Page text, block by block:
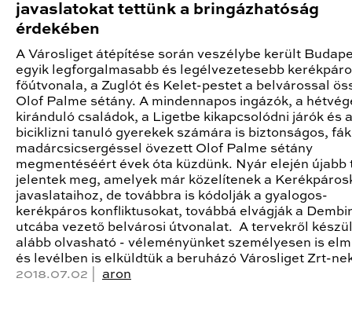
javaslatokat tettünk a bringázhatóság
érdekében
A Városliget átépítése során veszélybe került
egyik legforgalmasabb és legélvezetesebb
főútvonala, a Zuglót és Kelet-pestet a belvárossal
Olof Palme sétány. A mindennapos ingázók, a
kiránduló családok, a Ligetbe kikapcsolódni járók és
biciklizni tanuló gyerekek számára is biztonságos,
madárcsicsergéssel övezett Olof Palme sétány
megmentéséért évek óta küzdünk. Nyár elején újabb
jelentek meg, amelyek már közelítenek a
javaslataihoz, de továbbra is kódolják a gyalogos-
kerékpáros konfliktusokat, továbbá elvágják a
utcába vezető belvárosi útvonalat. A tervekről
alább olvasható - véleményünket személyesen is
és levélben is elküldtük a beruházó Városliget Zrt-
2018.07.02 | aron